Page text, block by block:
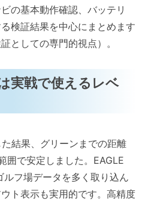
の基本動作確認、バッテリ
検証結果を中心にまとめます
としての専門的視点）。
実戦で使えるレベ
結果、グリーンまでの距離
囲で安定しました。EAGLE
フ場データを多く取り込ん
ト表示も実用的です。高精度